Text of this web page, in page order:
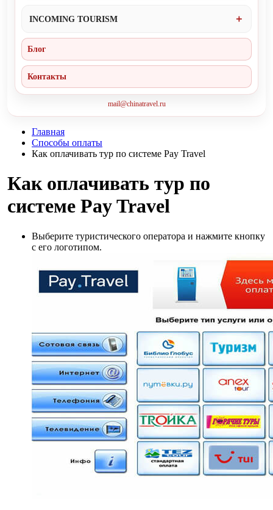
INCOMING TOURISM
Блог
Контакты
mail@chinatravel.ru
Главная
Способы оплаты
Как оплачивать тур по системе Pay Travel
Как оплачивать тур по
системе Pay Travel
Выберите туристического оператора и нажмите кнопку
с его логотипом.